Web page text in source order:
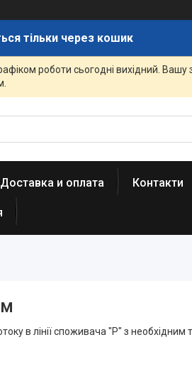
тільки через кошик
роботи сьогодні вихідний.
Доставка и оплата Контакти
в лінії споживача "P" з